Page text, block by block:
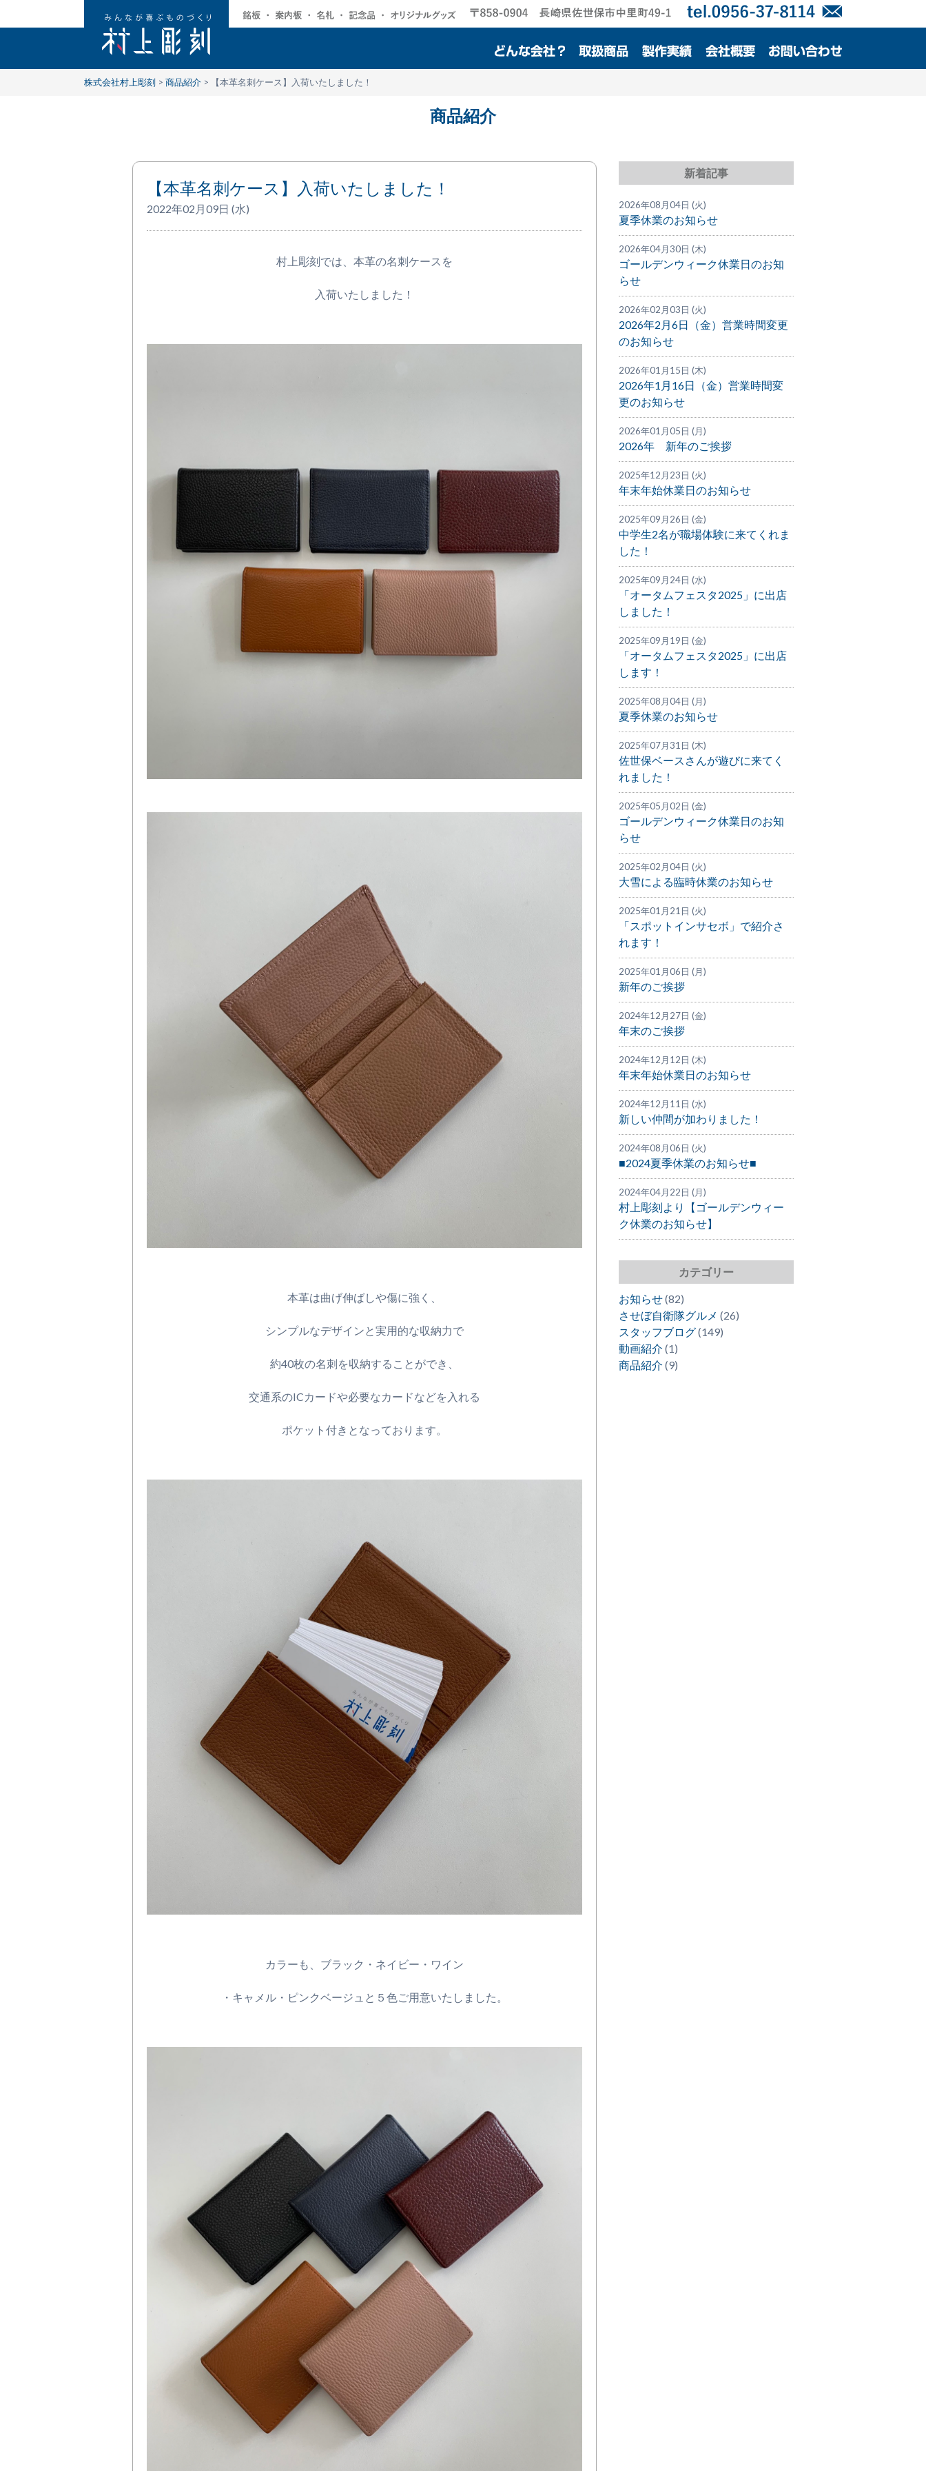
株式会社村上彫刻 > 商品紹介 > 【本革名刺ケース】入荷いたしました！
商品紹介
【本革名刺ケース】入荷いたしました！
2022年02月09日 (水)
村上彫刻では、本革の名刺ケースを
入荷いたしました！
本革は曲げ伸ばしや傷に強く、
シンプルなデザインと実用的な収納力で
約40枚の名刺を収納することができ、
交通系のICカードや必要なカードなどを入れる
ポケット付きとなっております。
カラーも、ブラック・ネイビー・ワイン
・キャメル・ピンクベージュと５色ご用意いたしました。
新着記事
2026年08月04日 (火)
夏季休業のお知らせ
2026年04月30日 (木)
ゴールデンウィーク休業日のお知
らせ
2026年02月03日 (火)
2026年2月6日（金）営業時間変更
のお知らせ
2026年01月15日 (木)
2026年1月16日（金）営業時間変
更のお知らせ
2026年01月05日 (月)
2026年 新年のご挨拶
2025年12月23日 (火)
年末年始休業日のお知らせ
2025年09月26日 (金)
中学生2名が職場体験に来てくれま
した！
2025年09月24日 (水)
「オータムフェスタ2025」に出店
しました！
2025年09月19日 (金)
「オータムフェスタ2025」に出店
します！
2025年08月04日 (月)
夏季休業のお知らせ
2025年07月31日 (木)
佐世保ベースさんが遊びに来てく
れました！
2025年05月02日 (金)
ゴールデンウィーク休業日のお知
らせ
2025年02月04日 (火)
大雪による臨時休業のお知らせ
2025年01月21日 (火)
「スポットインサセボ」で紹介さ
れます！
2025年01月06日 (月)
新年のご挨拶
2024年12月27日 (金)
年末のご挨拶
2024年12月12日 (木)
年末年始休業日のお知らせ
2024年12月11日 (水)
新しい仲間が加わりました！
2024年08月06日 (火)
■2024夏季休業のお知らせ■
2024年04月22日 (月)
村上彫刻より【ゴールデンウィー
ク休業のお知らせ】
カテゴリー
お知らせ(82)
させぼ自衛隊グルメ (26)
スタッフブログ(149)
動画紹介 (1)
商品紹介 (9)